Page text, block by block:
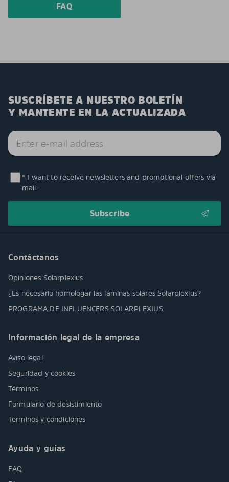
FAQ
SUSCRÍBETE A NUESTRO BOLETÍN
Y MANTENTE EN LA ACTUALIZADA
* I want to receive newsletters and promotional offers via
mail.
Contáctanos
Opiniones Solarplexius
¿Es necesario homologar las láminas solares Solarplexius?
PROGRAMA DE INFLUENCERS SOLARPLEXIUS
Información legal de la empresa
Aviso legal
Seguridad y cookies
Términos
Formulario de desistimiento
Términos y condiciones
Ayuda y guías
FAQ